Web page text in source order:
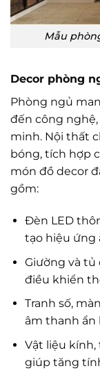
Mẫu
Decor phòng
Phòng ngủ
đến công
minh. Nội thất
bóng, tích hợp
món đồ decor
gồm:
Đèn LED
tạo hiệu ứng
Giường và
điều khiển
Tranh số,
âm thanh ẩn
Vật liệu
giúp tăng